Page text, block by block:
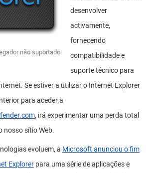
não suportado
desenvolver
activamente,
fornecendo
compatibilidade e
suporte técnico para
Se estiver a utilizar o Internet Explorer
para aceder a
, irá experimentar uma perda total
nosso sítio Web.
evoluem, a Microsoft anunciou o fim
Explorer para uma série de aplicações e